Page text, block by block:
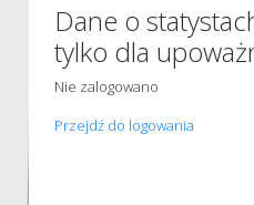
Dane o
tylko dla
Nie zalogowano
Przejdź do logowania